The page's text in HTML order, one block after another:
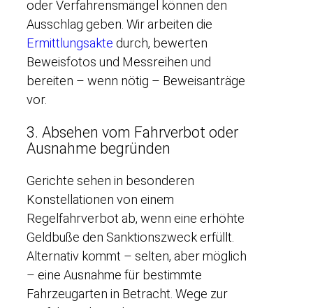
oder Verfahrensmängel können den
Ausschlag geben. Wir arbeiten die
Ermittlungsakte durch, bewerten
Beweisfotos und Messreihen und
bereiten – wenn nötig – Beweisanträge
vor.
3. Absehen vom Fahrverbot oder
Ausnahme begründen
Gerichte sehen in besonderen
Konstellationen von einem
Regelfahrverbot ab, wenn eine erhöhte
Geldbuße den Sanktionszweck erfüllt.
Alternativ kommt – selten, aber möglich
– eine Ausnahme für bestimmte
Fahrzeugarten in Betracht. Wege zur